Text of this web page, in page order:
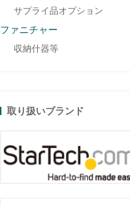
サプライ品オプション
ファニチャー
収納什器等
取り扱いブランド